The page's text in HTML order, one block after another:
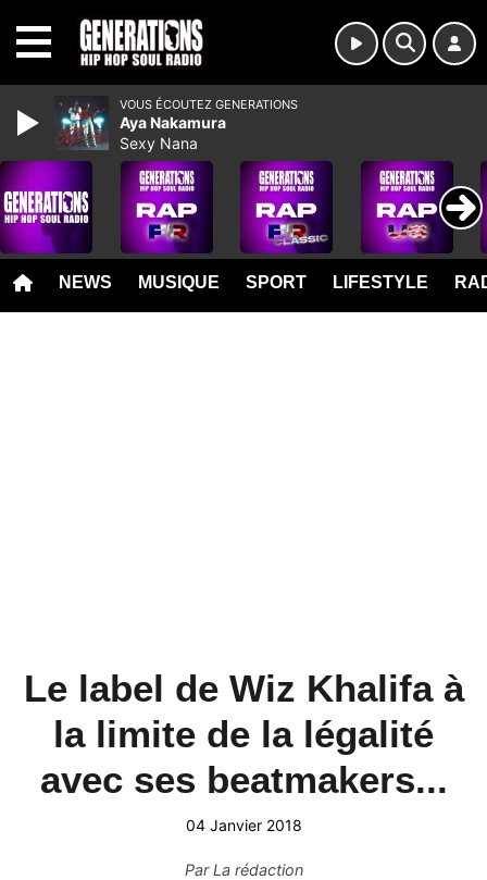
NEWS MUSIQUE SPORT LIFESTYLE
Le label de Wiz Khalifa à
la limite de la légalité
avec ses beatmakers...
04 Janvier 2018
ParLa rédaction
VOUS ÉCOUTEZ GENERATIONS
Aya Nakamura
Sexy Nana